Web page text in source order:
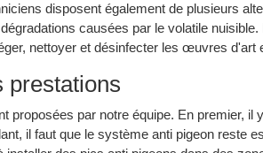
disposent également de plusieurs
causées par le volatile
nettoyer et désinfecter les œuvres d'art
prestations
proposées par notre équipe. En premier, il
il faut que le système anti pigeon reste